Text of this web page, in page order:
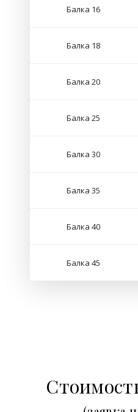
Балка 16
Балка 18
Балка 20
Балка 25
Балка 30
Балка 35
Балка 40
Балка 45